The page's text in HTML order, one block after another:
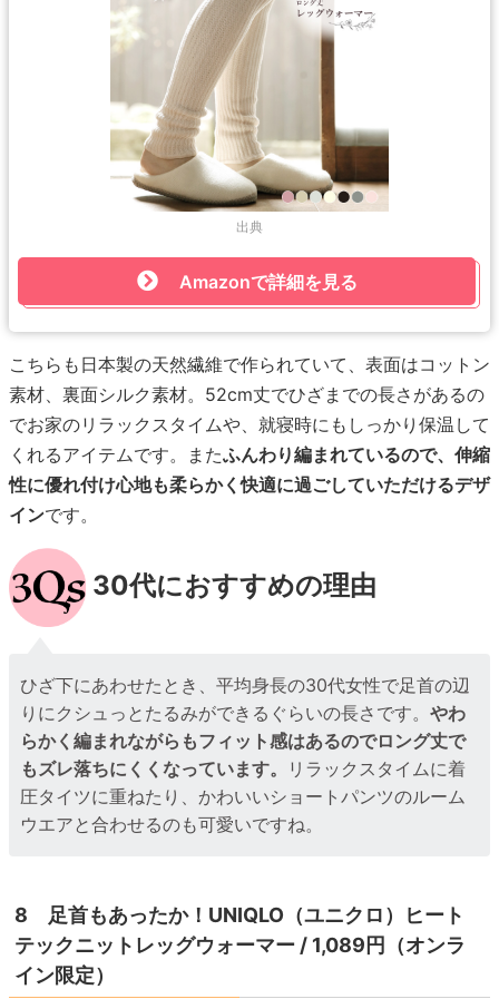
出典
Amazonで詳細を見る
こちらも日本製の天然繊維で作られていて、表面はコットン
素材、裏面シルク素材。52cm丈でひざまでの長さがあるの
でお家のリラックスタイムや、就寝時にもしっかり保温して
くれるアイテムです。またふんわり編まれているので、伸縮
性に優れ付け心地も柔らかく快適に過ごしていただけるデザ
インです。
30代におすすめの理由
ひざ下にあわせたとき、平均身長の30代女性で足首の辺
りにクシュっとたるみができるぐらいの長さです。やわ
らかく編まれながらもフィット感はあるのでロング丈で
もズレ落ちにくくなっています。
リラックスタイムに着
圧タイツに重ねたり、かわいいショートパンツのルーム
ウエアと合わせるのも可愛いですね。
8 足首もあったか！UNIQLO（ユニクロ）ヒート
テックニットレッグウォーマー / 1,089円（オンラ
イン限定）